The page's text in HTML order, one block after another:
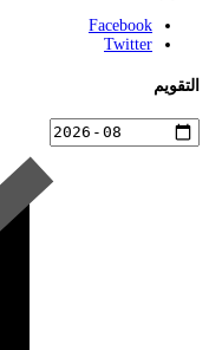
Facebook
Twitter
التقويم